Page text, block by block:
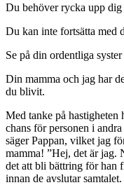
Du behöver rycka upp
Du kan inte fortsätta med
Se på din ordentliga
Din mamma och jag har
du blivit.
Med tanke på hastigheten
chans för personen i
säger Pappan, vilket jag
mamma! ”Hej, det är jag.
det att bli bättring för han
innan de avslutar samtalet.